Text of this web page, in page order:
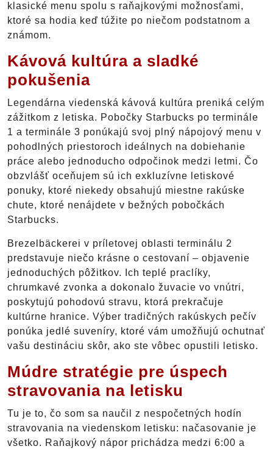
klasické menu spolu s raňajkovými možnosťami,
ktoré sa hodia keď túžite po niečom podstatnom a
známom.
Kávová kultúra a sladké
pokušenia
Legendárna viedenská kávová kultúra preniká celým
zážitkom z letiska. Pobočky Starbucks po terminále
1 a terminále 3 ponúkajú svoj plný nápojový menu v
pohodlných priestoroch ideálnych na dobiehanie
práce alebo jednoducho odpočinok medzi letmi. Čo
obzvlášť oceňujem sú ich exkluzívne letiskové
ponuky, ktoré niekedy obsahujú miestne rakúske
chute, ktoré nenájdete v bežných pobočkách
Starbucks.
Brezelbäckerei v príletovej oblasti terminálu 2
predstavuje niečo krásne o cestovaní – objavenie
jednoduchých pôžitkov. Ich teplé praclíky,
chrumkavé zvonka a dokonalo žuvacie vo vnútri,
poskytujú pohodovú stravu, ktorá prekračuje
kultúrne hranice. Výber tradičných rakúskych pečív
ponúka jedlé suveníry, ktoré vám umožňujú ochutnať
vašu destináciu skôr, ako ste vôbec opustili letisko.
Múdre stratégie pre úspech
stravovania na letisku
Tu je to, čo som sa naučil z nespočetných hodín
stravovania na viedenskom letisku: načasovanie je
všetko. Raňajkový nápor prichádza medzi 6:00 a